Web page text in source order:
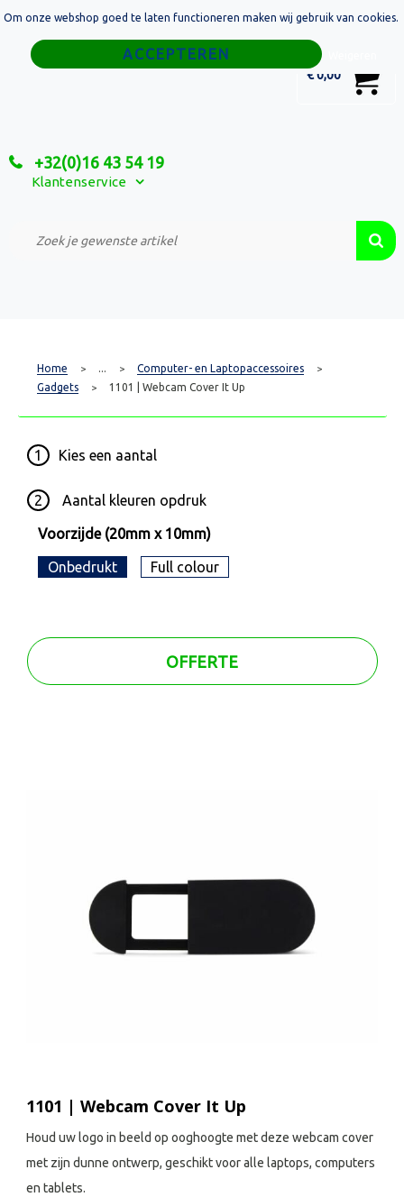
€ 0,00
+32(0)16 43 54 19
Klantenservice
Home
Relatiegeschenken
Custom Made Projecten
Home > ... > Computer- en Laptopaccessoires >
Gadgets > 1101 | Webcam Cover It Up
1 Kies een aantal
2 Aantal kleuren opdruk
Voorzijde (20mm x 10mm)
Onbedrukt Full colour
OFFERTE
1101 | Webcam Cover It Up
Houd uw logo in beeld op ooghoogte met deze webcam cover
met zijn dunne ontwerp, geschikt voor alle laptops, computers
en tablets.
Om onze webshop goed te laten functioneren maken wij gebruik van cookies.